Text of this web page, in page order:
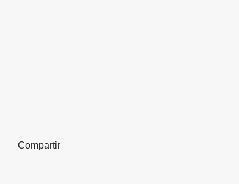
Compartir